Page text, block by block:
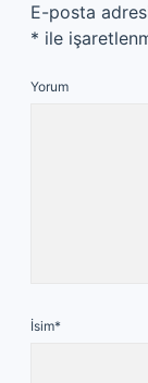
E-posta
* ile
Yorum
İsim*